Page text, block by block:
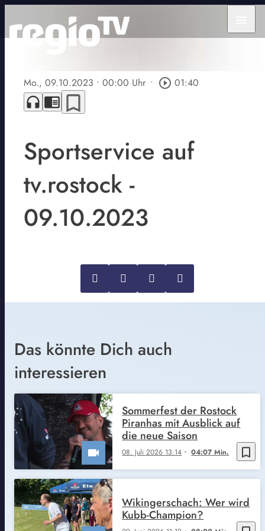
Mo., 09.10.2023 • 00:00 Uhr • play_circle_outline 01:40
headphones chrome_reader_mode bookmark_border
Sportservice auf
tv.rostock -
09.10.2023
Das könnte Dich auch
interessieren
bookmark_border
08. Juli 2026 13:14 04:07 Min.
Sommerfest der Rostock
Piranhas mit Ausblick auf
die neue Saison
Wikingerschach: Wer wird
Kubb-Champion?